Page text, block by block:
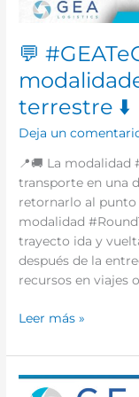
💬
terrestre ⬇️
Deja un
📍🚚 La modalidad
transporte en una
retornarlo al punto
modalidad
trayecto ida y
después de la
recursos en viajes
Leer más »
GEA